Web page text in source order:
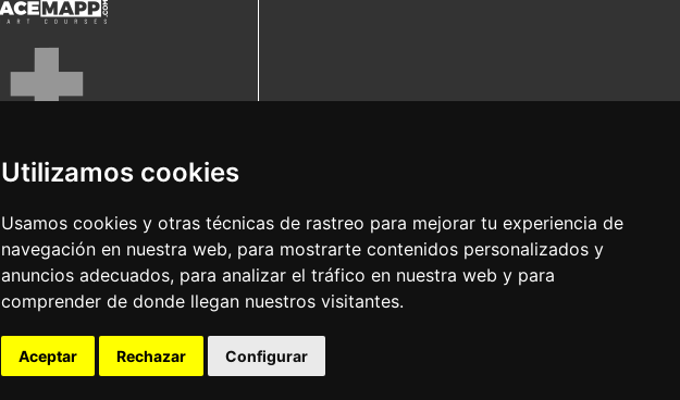
Utilizamos cookies
Usamos cookies y otras técnicas de rastreo para mejorar tu experiencia de
navegación en nuestra web, para mostrarte contenidos personalizados y
anuncios adecuados, para analizar el tráfico en nuestra web y para
comprender de donde llegan nuestros visitantes.
Aceptar Rechazar Configurar